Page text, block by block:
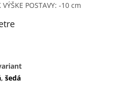
POSTAVY: -10 cm
, šedá